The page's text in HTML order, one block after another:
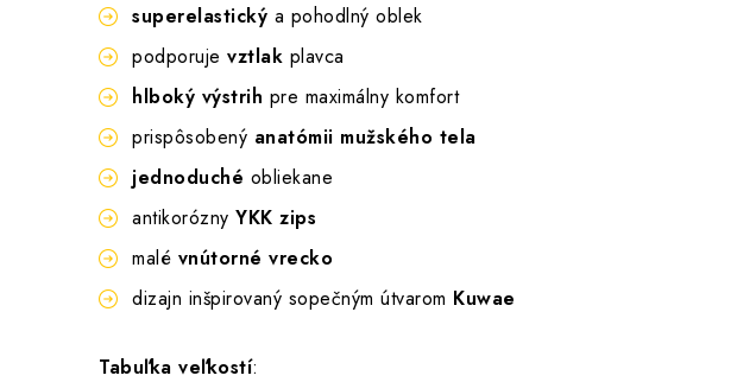
superelastický a pohodlný oblek
podporuje vztlak plavca
hlboký výstrih pre maximálny komfort
prispôsobený anatómii mužského tela
jednoduché obliekane
antikorózny YKK zips
malé vnútorné vrecko
dizajn inšpirovaný sopečným útvarom Kuwae
Tabuľka veľkostí: